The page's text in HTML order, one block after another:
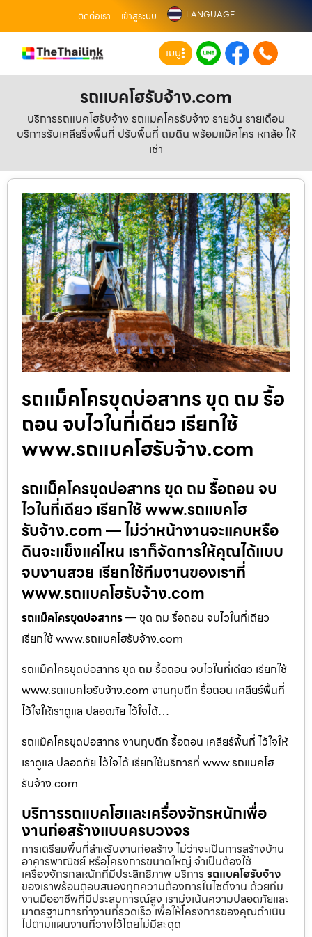
ติดต่อเรา เข้าสู่ระบบ LANGUAGE
เมนู
รถแบคโฮรับจ้าง.com
บริการรถแบคโฮรับจ้าง รถแมคโครรับจ้าง รายวัน รายเดือน
บริการรับเคลียริ่งพื้นที่ ปรับพื้นที่ ถมดิน พร้อมแม็คโคร หกล้อ ให้
เช่า
รถแม็คโครขุดบ่อสาทร ขุด ถม รื้อ
ถอน จบไวในที่เดียว เรียกใช้
www.รถแบคโฮรับจ้าง.com
รถแม็คโครขุดบ่อสาทร ขุด ถม รื้อถอน จบ
ไวในที่เดียว เรียกใช้ www.รถแบคโฮ
รับจ้าง.com — ไม่ว่าหน้างานจะแคบหรือ
ดินจะแข็งแค่ไหน เราก็จัดการให้คุณได้แบบ
จบงานสวย เรียกใช้ทีมงานของเราที่
www.รถแบคโฮรับจ้าง.com
รถแม็คโครขุดบ่อสาทร— ขุด ถม รื้อถอน จบไวในที่เดียว
เรียกใช้ www.รถแบคโฮรับจ้าง.com
รถแม็คโครขุดบ่อสาทร ขุด ถม รื้อถอน จบไวในที่เดียว เรียกใช้
www.รถแบคโฮรับจ้าง.com งานทุบตึก รื้อถอน เคลียร์พื้นที่
ไว้ใจให้เราดูแล ปลอดภัย ไว้ใจได้…
รถแม็คโครขุดบ่อสาทร งานทุบตึก รื้อถอน เคลียร์พื้นที่ ไว้ใจให้
เราดูแล ปลอดภัย ไว้ใจได้ เรียกใช้บริการที่ www.รถแบคโฮ
รับจ้าง.com
บริการรถแบคโฮและเครื่องจักรหนักเพื่อ
งานก่อสร้างแบบครบวงจร
การเตรียมพื้นที่สำหรับงานก่อสร้าง ไม่ว่าจะเป็นการสร้างบ้าน
อาคารพาณิชย์ หรือโครงการขนาดใหญ่ จำเป็นต้องใช้
เครื่องจักรกลหนักที่มีประสิทธิภาพ บริการ รถแบคโฮรับจ้าง
ของเราพร้อมตอบสนองทุกความต้องการในไซต์งาน ด้วยทีม
งานมืออาชีพที่มีประสบการณ์สูง เรามุ่งเน้นความปลอดภัยและ
มาตรฐานการทำงานที่รวดเร็ว เพื่อให้โครงการของคุณดำเนิน
ไปตามแผนงานที่วางไว้โดยไม่มีสะดุด